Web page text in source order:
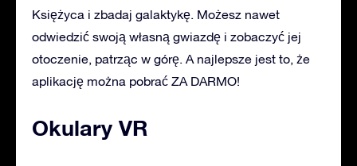
Księżyca i zbadaj galaktykę. Możesz nawet
odwiedzić swoją własną gwiazdę i zobaczyć jej
otoczenie, patrząc w górę. A najlepsze jest to, że
aplikację można pobrać ZA DARMO!
Okulary VR